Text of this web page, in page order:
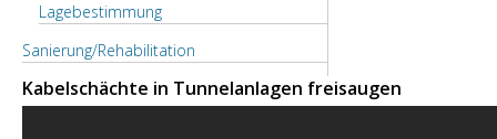
Lagebestimmung
Sanierung/Rehabilitation
Kabelschächte in Tunnelanlagen freisaugen